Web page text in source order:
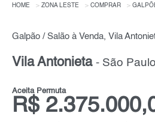
HOME ZONA LESTE COMPRAR
Vila Antonieta - São
Aceita Permuta
R$